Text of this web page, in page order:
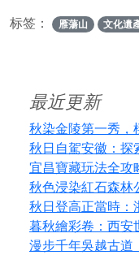
标签：
雁蕩山 文化遺
最近更新
秋染金陵第一秀，
秋日自駕安徽：探
宜昌寶藏玩法全攻
秋色浸染紅石森林
秋日登高正當時：
暮秋繪彩卷：西安
漫步千年吳越古道